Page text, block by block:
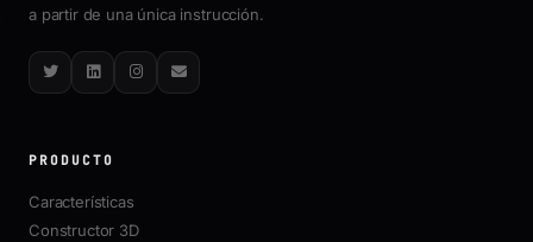
a partir de una única instrucción.
TwitterLinkedInInstagram
Email
PRODUCTO
Características
Constructor 3D